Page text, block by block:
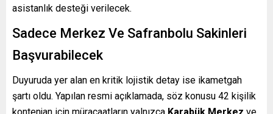
asistanlık desteği verilecek.
Sadece Merkez Ve Safranbolu Sakinleri
Başvurabilecek
Duyuruda yer alan en kritik lojistik detay ise ikametgah
şartı oldu. Yapılan resmi açıklamada, söz konusu 42 kişilik
kontenjan için müracaatların yalnızca Karabük Merkez ve